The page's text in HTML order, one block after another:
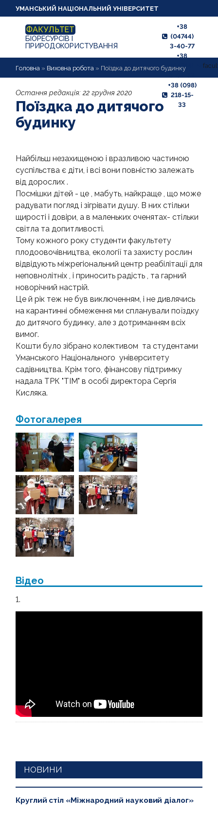
УМАНСЬКИЙ НАЦІОНАЛЬНИЙ УНІВЕРСИТЕТ
ФАКУЛЬТЕТ
БІОРЕСУРСІВ І
ПРИРОДОКОРИСТУВАННЯ
+38
(04744)
3-40-77
+38
(04744)
+38 (098)
218-15-
33
ПРО ФАКУЛЬТЕТ
АБІТУРІЄНТУ
СТУДЕНТУ
НАУКОВА РОБОТА
ВИХОВНА РОБОТА
МІЖНАРОДНІ ЗВ'ЯЗКИ,
ПРАЦЕВЛАШТУВАННЯ
НАДЗВИЧАЙНІ СИТУАЦІЇ
Головна » Виховна робота » Поїздка до дитячого будинку
Остання редакція: 22 грудня 2020
Поїздка до дитячого
будинку
Найбільш незахищеною і вразливою частиною
суспільства є діти, і всі вони повністю залежать
від дорослих .
Посмішки дітей - це , мабуть, найкраще , що може
радувати погляд і зігрівати душу. В них стільки
щирості і довіри, а в маленьких оченятах- стільки
світла та допитливості.
Тому кожного року студенти факультету
плодоовочівництва, екології та захисту рослин
відвідують міжрегіональний центр реабілітації для
неповнолітніх , і приносить радість , та гарний
новорічний настрій.
Це й рік теж не був виключенням, і не дивлячись
на карантинні обмеження ми спланували поїздку
до дитячого будинку, але з дотриманням всіх
вимог.
Кошти було зібрано колективом та студентами
Уманського Національного університету
садівництва. Крім того, фінансову підтримку
надала ТРК "ТІМ" в особі директора Сергія
Кисляка.
Фотогалерея
Відео
1.
НОВИНИ
Круглий стіл «Міжнародний науковий діалог»